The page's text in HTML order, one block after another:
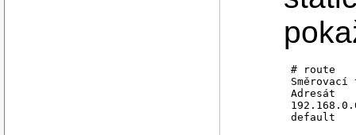
# route
Adresát
default